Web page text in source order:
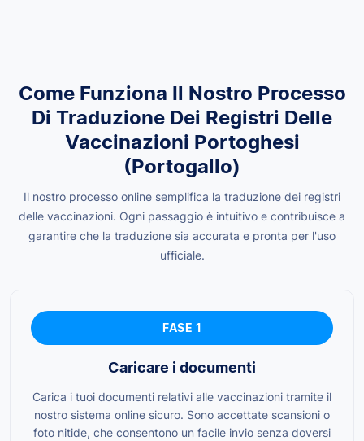
Come Funziona Il Nostro Processo
Di Traduzione Dei Registri Delle
Vaccinazioni Portoghesi
(Portogallo)
Il nostro processo online semplifica la traduzione dei registri
delle vaccinazioni. Ogni passaggio è intuitivo e contribuisce a
garantire che la traduzione sia accurata e pronta per l'uso
ufficiale.
FASE 1
Caricare i documenti
Carica i tuoi documenti relativi alle vaccinazioni tramite il
nostro sistema online sicuro. Sono accettate scansioni o
foto nitide, che consentono un facile invio senza doversi